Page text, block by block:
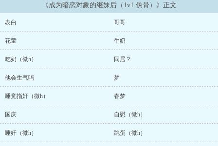
《成为暗恋对象的继妹后（1v1 伪骨）》正文
表白 哥哥
花童 牛奶
吃奶（微h） 同居？
他会生气吗 梦
睡觉指奸（微h） 春梦
国庆 自慰（微h）
睡奸（微h） 跳蛋（微h）